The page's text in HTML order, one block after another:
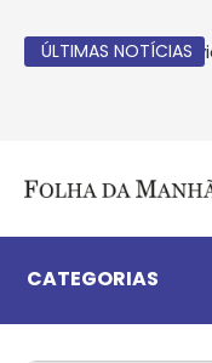
ÚLTIMAS NOTÍCIAS
providências
CATEGORIAS